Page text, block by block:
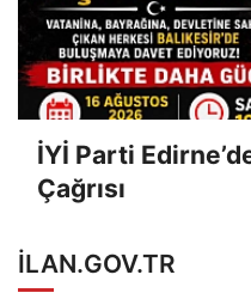
İYİ Parti
Çağrısı
ILAN.GOV.TR